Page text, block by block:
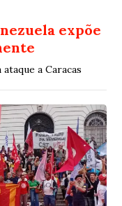
expõe
a Caracas